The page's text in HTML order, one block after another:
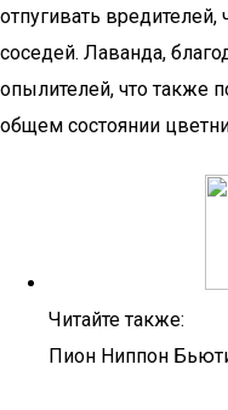
отпугивать
соседей. Лаванда,
опылителей, что также
общем состоянии
Читайте также:
Пион Ниппон